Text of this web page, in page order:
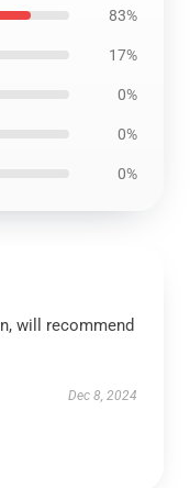
83%
17%
0%
0%
0%
will recommend
Dec 8, 2024